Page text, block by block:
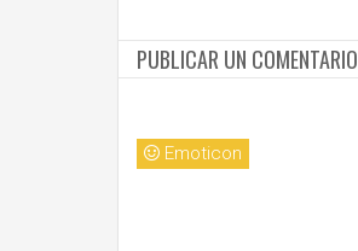
PUBLICAR UN COMENTARIO
Emoticon